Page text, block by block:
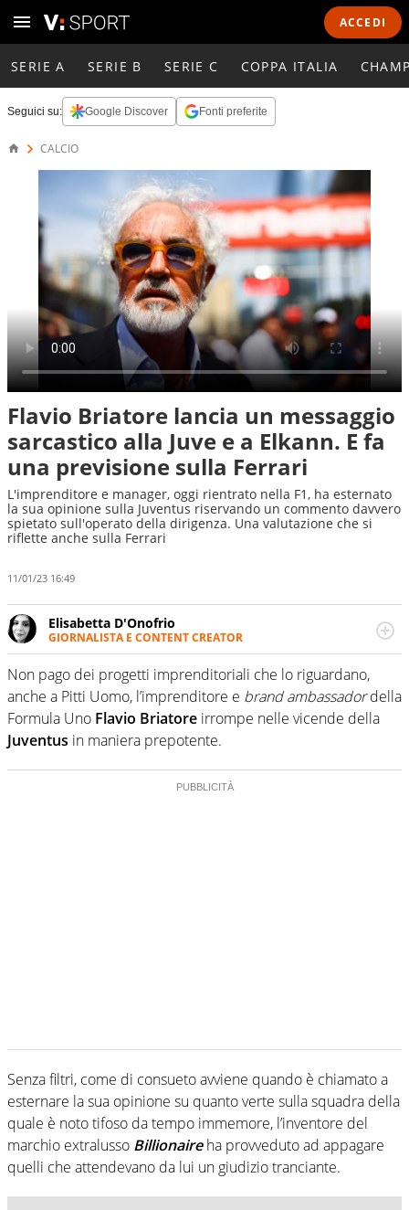
ACCEDI
SERIE A SERIE B SERIE C COPPA ITALIA
Seguici su: Google Discover Fonti preferite
CALCIO
Flavio Briatore lancia un messaggio
sarcastico alla Juve e a Elkann. E fa
una previsione sulla Ferrari
L'imprenditore e manager, oggi rientrato nella F1, ha esternato
la sua opinione sulla Juventus riservando un commento davvero
spietato sull'operato della dirigenza. Una valutazione che si
riflette anche sulla Ferrari
11/01/23 16:49
Elisabetta D'Onofrio
GIORNALISTA E CONTENT CREATOR
Giornalista professionista dal 2007, scrive per curiosità
personale e necessità: soprattutto di calcio, di sport e dei
suoi protagonisti, concedendosi innocenti evasioni
nell'ambito della creazione di format. Un tempo ala
destra, oggi si sente a suo agio nel ruolo di libero. Cura
una classifica riservata dei migliori 5 calciatori di sempre.
Non pago dei progetti imprenditoriali che lo riguardano,
anche a Pitti Uomo, l’imprenditore e brand ambassadordella
Formula Uno Flavio Briatore irrompe nelle vicende della
Juventus in maniera prepotente.
Senza filtri, come di consueto avviene quando è chiamato a
esternare la sua opinione su quanto verte sulla squadra della
quale è noto tifoso da tempo immemore, l’inventore del
marchio extralusso Billionaireha provveduto ad appagare
quelli che attendevano da lui un giudizio tranciante.